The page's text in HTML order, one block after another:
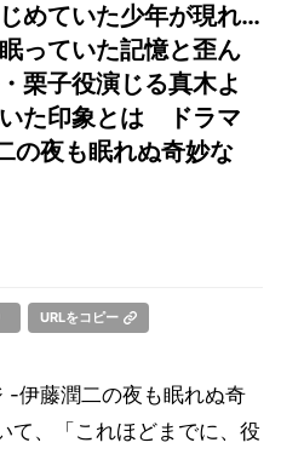
めていた少年が現れ…
っていた記憶と歪ん
栗子役演じる真木よ
た印象とは ドラマ
の夜も眠れぬ奇妙な
URLをコピー
-伊藤潤二の夜も眠れぬ奇
て、「これほどまでに、役